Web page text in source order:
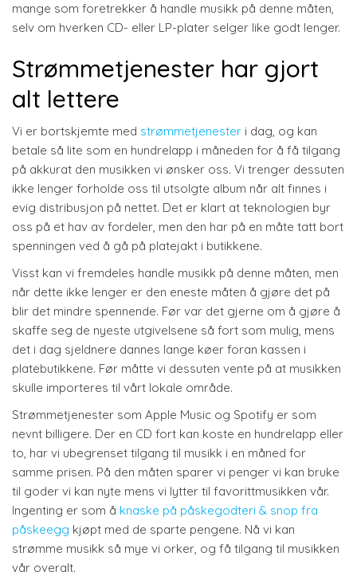
mange som foretrekker å handle musikk på denne måten,
selv om hverken CD- eller LP-plater selger like godt lenger.
Strømmetjenester har gjort
alt lettere
Vi er bortskjemte med strømmetjenester i dag, og kan
betale så lite som en hundrelapp i måneden for å få tilgang
på akkurat den musikken vi ønsker oss. Vi trenger dessuten
ikke lenger forholde oss til utsolgte album når alt finnes i
evig distribusjon på nettet. Det er klart at teknologien byr
oss på et hav av fordeler, men den har på en måte tatt bort
spenningen ved å gå på platejakt i butikkene.
Visst kan vi fremdeles handle musikk på denne måten, men
når dette ikke lenger er den eneste måten å gjøre det på
blir det mindre spennende. Før var det gjerne om å gjøre å
skaffe seg de nyeste utgivelsene så fort som mulig, mens
det i dag sjeldnere dannes lange køer foran kassen i
platebutikkene. Før måtte vi dessuten vente på at musikken
skulle importeres til vårt lokale område.
Strømmetjenester som Apple Music og Spotify er som
nevnt billigere. Der en CD fort kan koste en hundrelapp eller
to, har vi ubegrenset tilgang til musikk i en måned for
samme prisen. På den måten sparer vi penger vi kan bruke
til goder vi kan nyte mens vi lytter til favorittmusikken vår.
Ingenting er som å knaske på påskegodteri & snop fra
påskeegg kjøpt med de sparte pengene. Nå vi kan
strømme musikk så mye vi orker, og få tilgang til musikken
vår overalt.